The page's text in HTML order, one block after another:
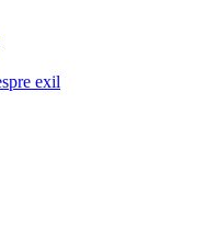
exil